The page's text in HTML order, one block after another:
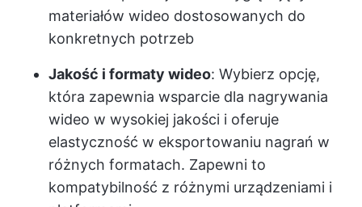
materiałów wideo dostosowanych do
konkretnych potrzeb
Jakość i formaty wideo: Wybierz opcję,
która zapewnia wsparcie dla nagrywania
wideo w wysokiej jakości i oferuje
elastyczność w eksportowaniu nagrań w
różnych formatach. Zapewni to
kompatybilność z różnymi urządzeniami i